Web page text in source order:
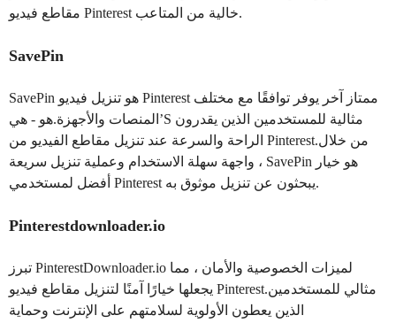
مقاطع فيديو Pinterest خالية من المتاعب.
SavePin
SavePin هو تنزيل فيديو Pinterest ممتاز آخر يوفر توافقًا مع مختلف
المنصات والأجهزة.هو - هي’S مثالية للمستخدمين الذين يقدرون
الراحة والسرعة عند تنزيل مقاطع الفيديو من Pinterest.من خلال
واجهة سهلة الاستخدام وعملية تنزيل سريعة ، SavePin هو خيار
أفضل لمستخدمي Pinterest يبحثون عن تنزيل موثوق به.
Pinterestdownloader.io
تبرز PinterestDownloader.io لميزات الخصوصية والأمان ، مما
يجعلها خيارًا آمنًا لتنزيل مقاطع فيديو Pinterest.مثالي للمستخدمين
الذين يعطون الأولوية لسلامتهم على الإنترنت وحماية